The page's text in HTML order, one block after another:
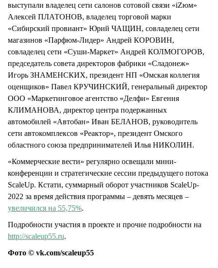
выступали владелец сети салонов сотовой связи «iZюм»
Алексей ПЛАТОНОВ, владелец торговой марки
«Сибирский провиант» Юрий ЧАЩИН, совладелец сети
магазинов «Парфюм-Лидер» Андрей КОРОВИН,
совладелец сети «Суши-Маркет» Андрей КОЛМОГОРОВ,
председатель совета директоров фабрики «Сладонеж»
Игорь ЗНАМЕНСКИХ, президент НП «Омская коллегия
оценщиков» Павел КРУЧИНСКИЙ, генеральный директор
ООО «Маркетинговое агентство «Делфи» Евгения
КЛИМАНОВА, директор центра подержанных
автомобилей «Автобан» Иван БЕЛАНОВ, руководитель
сети автокомплексов «Реактор», президент Омского
областного союза предпринимателей Илья НИКОЛИН.
«Коммерческие вести» регулярно освещали мини-
конференции и стратегические сессии предыдущего потока
ScaleUp. Кстати, суммарный оборот участников ScaleUp-
2022 за время действия программы – девять месяцев –
увеличился на 55,75%.
Подробности участия в проекте и прочие подробности на
http://scaleup55.ru.
Фото © vk.com/scaleup55